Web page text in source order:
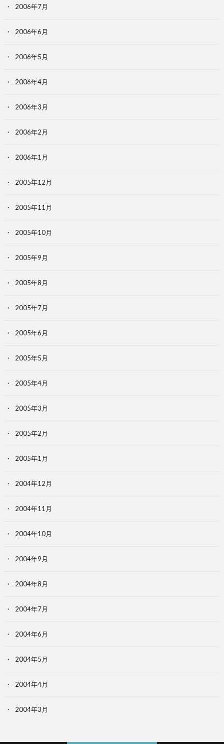
2006年7月
2006年6月
2006年5月
2006年4月
2006年3月
2006年2月
2006年1月
2005年12月
2005年11月
2005年10月
2005年9月
2005年8月
2005年7月
2005年6月
2005年5月
2005年4月
2005年3月
2005年2月
2005年1月
2004年12月
2004年11月
2004年10月
2004年9月
2004年8月
2004年7月
2004年6月
2004年5月
2004年4月
2004年3月